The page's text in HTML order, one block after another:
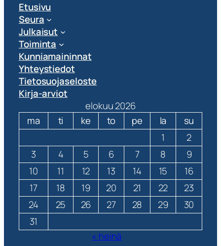
Etusivu
Seura
Julkaisut
Toiminta
Kunniamaininnat
Yhteystiedot
Tietosuojaseloste
Kirja-arviot
elokuu 2026
ma
ti ke to pe la
su
1
2
3
4 5 6 7 8
9
10
11 12 13 14 15
16
17
18 19 20 21 22
23
24
25 26 27 28 29
30
31
« heinä